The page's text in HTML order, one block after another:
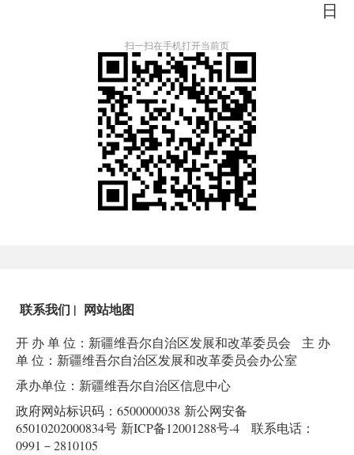
日
扫一扫在手机打开当前页
联系我们 | 网站地图
开 办 单 位：新疆维吾尔自治区发展和改革委员会
主 办
单 位：新疆维吾尔自治区发展和改革委员会办公室
承办单位：新疆维吾尔自治区信息中心
政府网站标识码：6500000038 新公网安备
65010202000834号 新ICP备12001288号-4 联系电话：
0991－2810105